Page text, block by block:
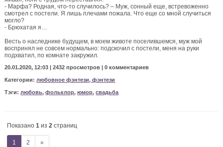
- Марфа? Родная, что-то случилось? – Муж, сонный еще, встревоженно
смотрел с постели. Я лишь плечами пожала. Что еще со мной случиться
могло?
- Брюхатая я…
Весть о наследнике будущем, в моем животе поселившемся, муж мой
воспринял не совсем нормально: подскочил с постели, меня на руки
подхватил, по комнате закружил.
20.01.2020, 12:03 |2432 просмотров |0 комментариев
Категории: любовное фэнтези, фэнтези
Тэги: любовь,фольклор,юмор,свадьба
Показано1 из2 страниц
1 2 »